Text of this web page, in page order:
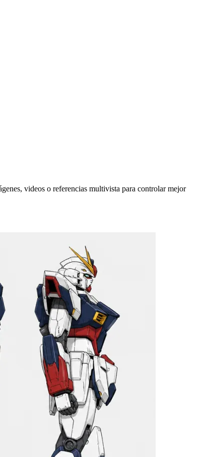
videos o referencias multivista para controlar mejor